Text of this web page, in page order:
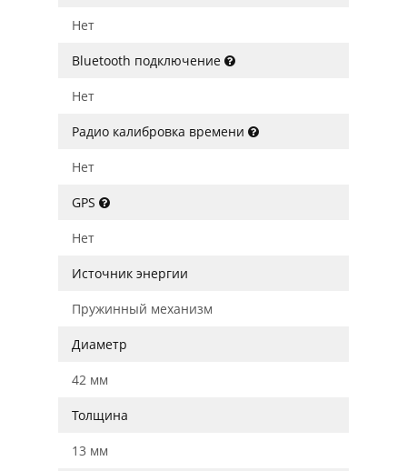
Нет
Bluetooth подключение
Нет
Радио калибровка времени
Нет
GPS
Нет
Источник энергии
Пружинный механизм
Диаметр
42 мм
Толщина
13 мм